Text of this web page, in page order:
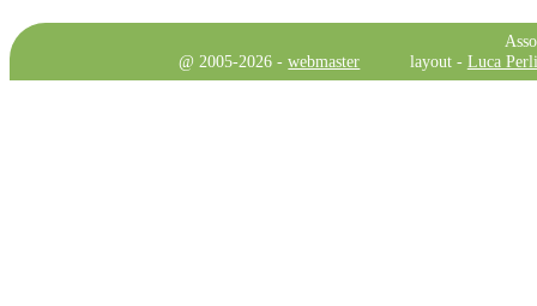
@ 2005-2026 -webmaster layout - Luca